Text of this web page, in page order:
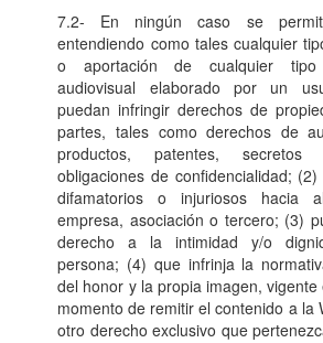
7.2- En ningún caso se
entendiendo como tales cualquier
o aportación de cualquier
audiovisual elaborado por un
puedan infringir derechos de
partes, tales como derechos de
productos, patentes, secretos
obligaciones de confidencialidad;
difamatorios o injuriosos hacia
empresa, asociación o tercero; (3)
derecho a la intimidad y/o
persona; (4) que infrinja la
del honor y la propia imagen,
momento de remitir el contenido a la
otro derecho exclusivo que